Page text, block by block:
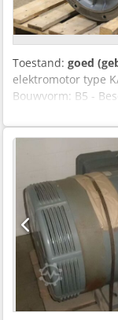
Toestand: goed
elektromotor type
Bouwvorm: B5 -